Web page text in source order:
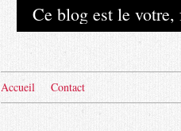
Ce blog est le
Accueil Contact